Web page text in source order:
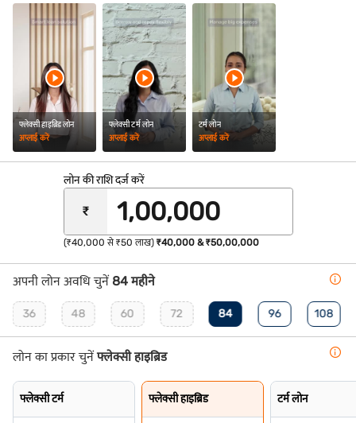
फ्लेक्सी हाइब्रिड लोन
अप्लाई करें
फ्लेक्सी टर्म लोन
अप्लाई करें
टर्म लोन
अप्लाई करें
लोन की राशि दर्ज करें
₹
(₹40,000 से ₹50 लाख)₹40,000 & ₹50,00,000
अपनी लोन अवधि चुनें 84 महीने
36 48 60 72 84 96 108
लोन का प्रकार चुनें फ्लेक्सी हाइब्रिड
फ्लेक्सी टर्म फ्लेक्सी हाइब्रिड टर्म लोन